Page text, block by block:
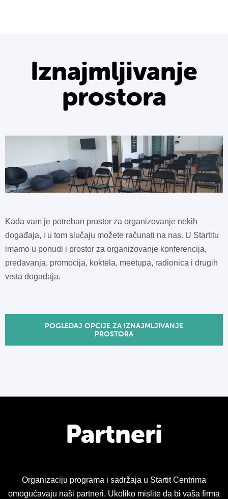
Iznajmljivanje
prostora
Kada vam je potreban prostor za organizovanje nekih
događaja, i u tom slučaju možete računati na nas. U Startitu
imamo u ponudi i prostor za organizovanje konferencija,
predavanja, promocija, koktela, meetupa, radionica i drugih
vrsta događaja.
POGLEDAJ OPCIJE ZA IZNAJMLJIVANJE
PROSTORA
Partneri
Organizaciju programa i sadržaja u Startit Centrima
omogućavaju naši partneri. Ukoliko mislite da bi vaša firma